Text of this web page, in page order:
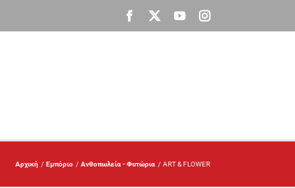
Facebook
X YouTubeInstagram
Αρχική Εμπόριο Ανθοπωλεία - Φυτώρια ART & FLOWER